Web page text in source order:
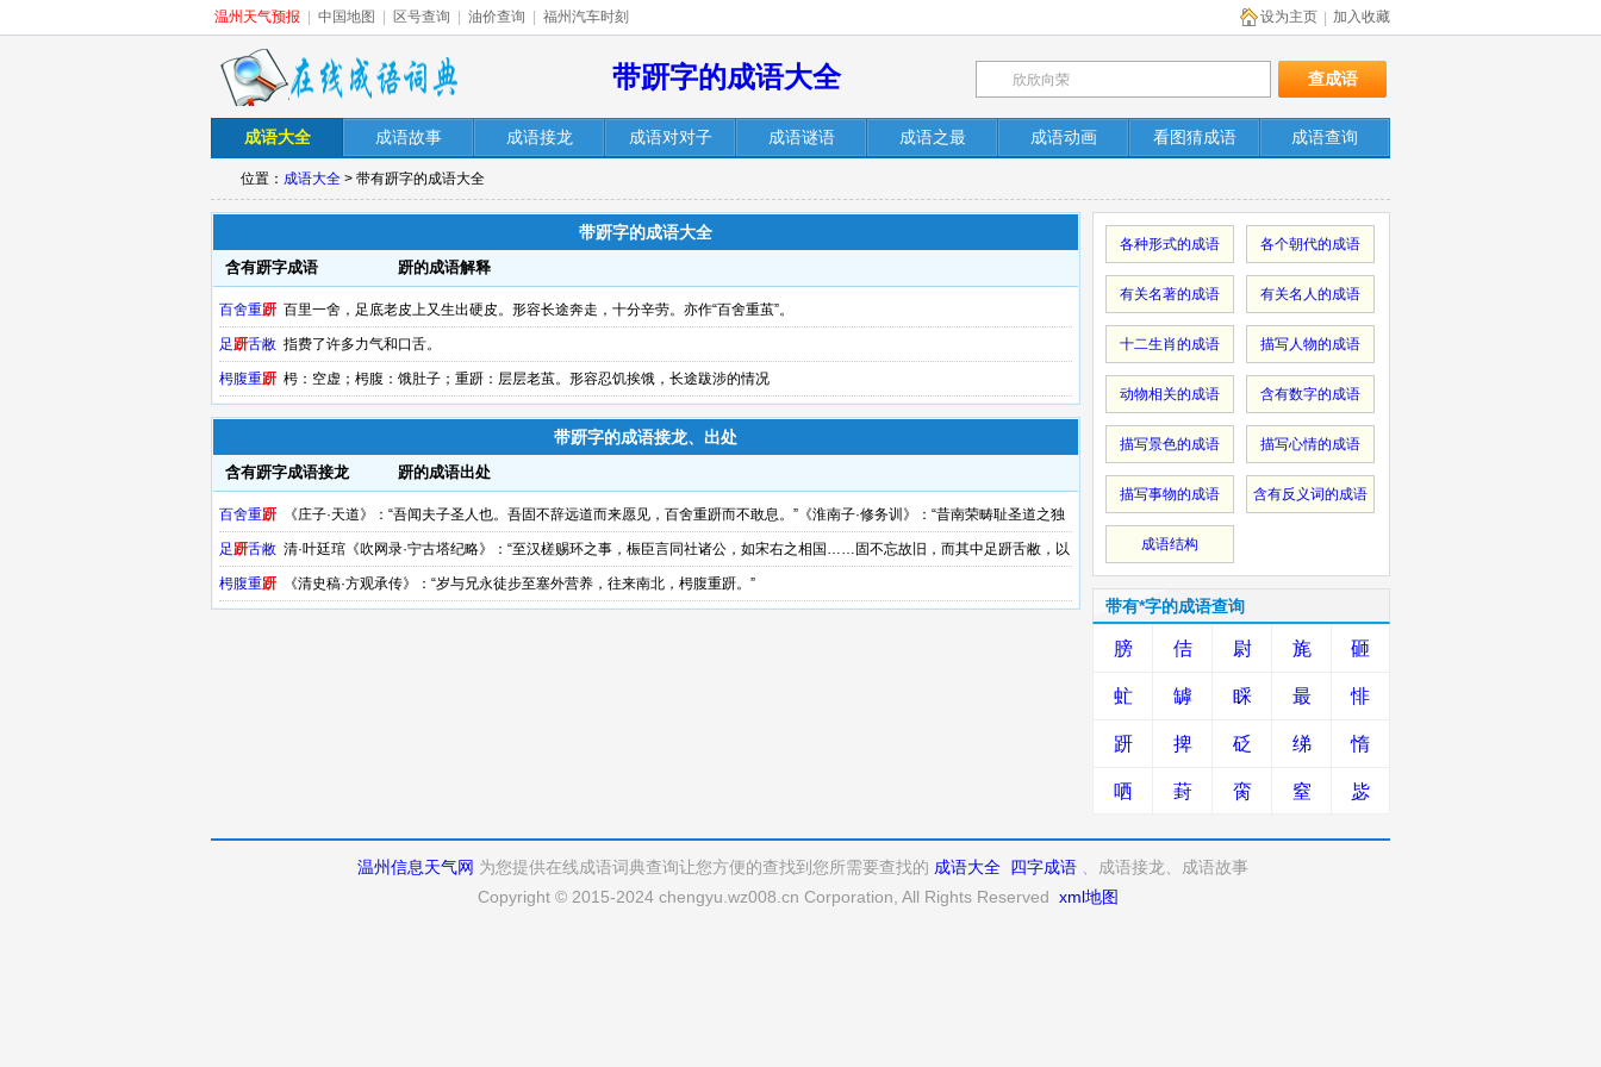
温州天气预报 中国地图 区号查询 油价查询 福州汽车时刻 加入收藏
设为主页
带趼字的成语大全
成语大全 成语故事 成语接龙 成语对对子 成语谜语 成语之最 成语动画 看图猜成语 成语查询
位置： 成语大全 > 带有趼字的成语大全
带趼字的成语大全
含有趼字成语 趼的成语解释
百舍重趼 百里一舍，足底老皮上又生出硬皮。形容长途奔走，十分辛劳。亦作“百舍重茧”。
足 趼舌敝 指费了许多力气和口舌。
枵腹重趼 枵：空虚；枵腹：饿肚子；重趼：层层老茧。形容忍饥挨饿，长途跋涉的情况
带趼字的成语接龙、出处
含有趼字成语接龙 趼的成语出处
百舍重趼 《庄子·天道》：“吾闻夫子圣人也。吾固不辞远道而来愿见，百舍重趼而不敢息。”《淮南子·修务训》：“昔南荣畴耻圣道之独
亡于己身……百舍重趼，不敢休息，南见老聃。”
足 趼舌敝 清·叶廷琯《吹网录·宁古塔纪略》：“至汉槎赐环之事，桭臣言同社诸公，如宋右之相国……固不忘故旧，而其中足趼舌敝，以
成兹举者，则大冯三兄之力居多。”
枵腹重趼 《清史稿·方观承传》：“岁与兄永徒步至塞外营养，往来南北，枵腹重趼。”
各种形式的成语 各个朝代的成语
有关名著的成语 有关名人的成语
十二生肖的成语 描写人物的成语
动物相关的成语 含有数字的成语
描写景色的成语 描写心情的成语
描写事物的成语 含有反义词的成语
成语结构
带有*字的成语查询
膀 佶 尉 旄 砸
虻 罅 睬 最 悱
趼 捭 砭 绨 惰
哂 葑 脔 窒 毖
温州信息天气网 为您提供在线成语词典查询让您方便的查找到您所需要查找的 成语大全 四字成语
、成语接龙、成语故事
Copyright © 2015-2024 chengyu.wz008.cn Corporation, All Rights Reserved xml地图